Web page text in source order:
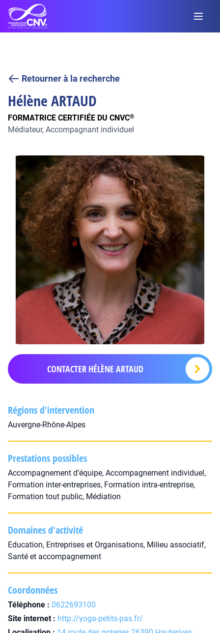
Retourner à la recherche
HélèneARTAUD
FORMATRICE CERTIFIÉE DU CNVC®
Médiateur, Accompagnant individuel
CONTACTER HÉLÈNE ARTAUD
Régions d'intervention
Auvergne-Rhône-Alpes
Prestations possibles
Accompagnement d’équipe, Accompagnement individuel,
Formation inter-entreprises, Formation intra-entreprise,
Formation tout public, Médiation
Domaines d'activité
Education, Entreprises et Organisations, Milieu associatif,
Santé et accompagnement
Coordonnées
Téléphone : 0622693100
Site internet : http://yoga-petits-pas.fr/